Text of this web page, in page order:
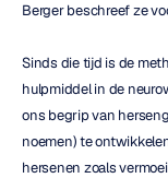
Berger beschreef ze
Sinds die tijd is de
hulpmiddel in de
ons begrip van
noemen) te
hersenen zoals